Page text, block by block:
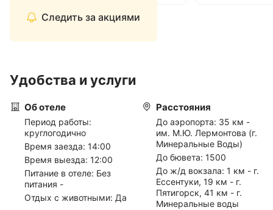
Следить за акциями
Удобства и услуги
Об отеле
Период работы:
круглогодично
Время заезда: 14:00
Время выезда: 12:00
Питание в отеле: Без
питания -
Отдых с животными: Да
Расстояния
До аэропорта: 35 км -
им. М.Ю. Лермонтова (г.
Минеральные Воды)
До бювета: 1500
До ж/д вокзала: 1 км - г.
Ессентуки, 19 км - г.
Пятигорск, 41 км - г.
Минеральные воды